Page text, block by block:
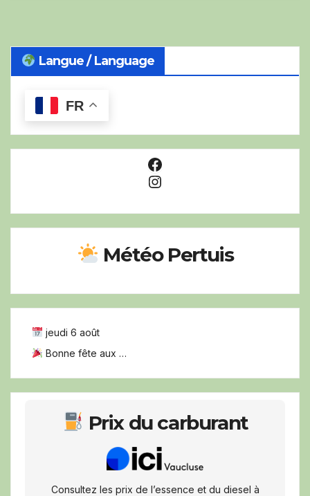
Langue / Language
FR
Facebook
Instagram
Météo Pertuis
jeudi 6 août
Bonne fête aux …
Prix du carburant
Consultez les prix de l’essence et du diesel à